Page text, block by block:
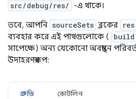
src/debug/res/
-এ থাকে।
তবে, আপনি sourceSets ব্লকের
ব্যবহার করে এই পাথগুলোকে (
সাপেক্ষে) অন্য যেকোনো অবস্থানে
উদাহরণস্বরূপ:
গ্রুভি কোটলিন